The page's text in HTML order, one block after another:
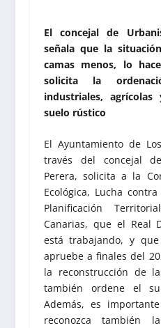
El concejal de
señala que la
camas menos, lo
solicita la
industriales,
suelo rústico
El Ayuntamiento de
través del concejal
Perera, solicita a la
Ecológica, Lucha
Planificación
Canarias, que el Real
está trabajando, y
apruebe a finales del
la reconstrucción de
también ordene el
Además, es
reconozca también